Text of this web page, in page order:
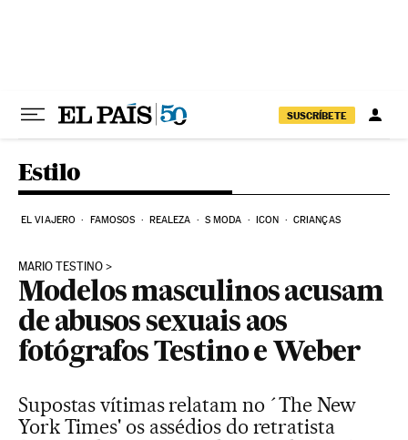
SUSCRÍBETE
Estilo
EL VIAJERO FAMOSOS REALEZA S MODA ICON CRIANÇAS
MARIO TESTINO
Modelos masculinos acusam
de abusos sexuais aos
fotógrafos Testino e Weber
Supostas vítimas relatam no ´The New
York Times' os assédios do retratista